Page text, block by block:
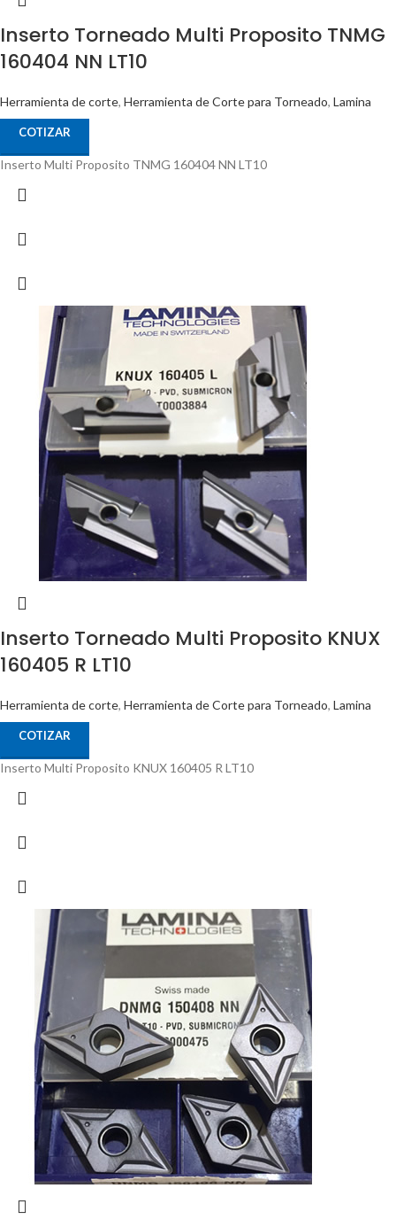
Inserto Torneado Multi Proposito TNMG
160404 NN LT10
Herramienta de corte, Herramienta de Corte para Torneado, Lamina
COTIZAR
Inserto Multi Proposito TNMG 160404 NN LT10
Inserto Torneado Multi Proposito KNUX
160405 R LT10
Herramienta de corte, Herramienta de Corte para Torneado, Lamina
COTIZAR
Inserto Multi Proposito KNUX 160405 R LT10